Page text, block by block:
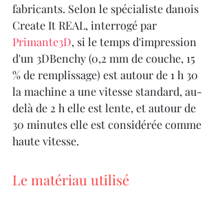
fabricants. Selon le spécialiste danois
Create It REAL, interrogé par
Primante3D, si le temps d'impression
d'un 3DBenchy (0,2 mm de couche, 15
% de remplissage) est autour de 1 h 30
la machine a une vitesse standard, au-
delà de 2 h elle est lente, et autour de
30 minutes elle est considérée comme
haute vitesse.
Le matériau utilisé